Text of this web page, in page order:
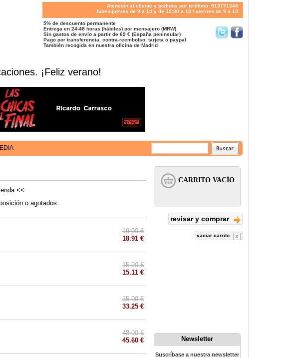
Atención al cliente y pedidos por teléfono: 913771344
lunes-jueves de 9 a 14 y de 15:30 a 18 / viernes de 9 a 13
5% de descuento permanente
Entrega en 24-48 horas (hábiles) por mensajero (MRW)
Sin gastos de envío a partir de 69 € (España peninsular)
Pago por transferencia, contra-reembolso, tarjeta o paypal
También recogida en nuestra oficina de Madrid
¡Feliz verano!
<<
o agotados
19.90 €
18.91 €
15.90 €
15.11 €
35.00 €
33.25 €
48.00 €
45.60 €
revisar y comprar
vaciar carrito
Newsletter
Suscríbase a nuestra newsletter